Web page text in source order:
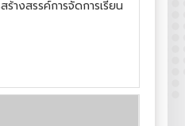
างสรรค์การจัดการเรียน